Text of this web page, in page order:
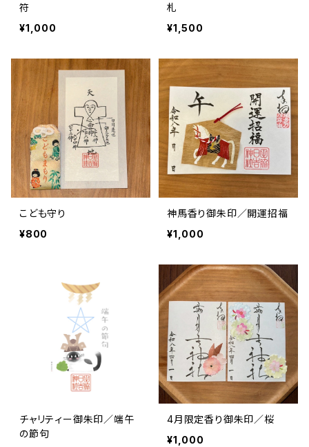
符
¥1,000
札
¥1,500
こども守り
¥800
神馬香り御朱印／開運招福
¥1,000
チャリティー御朱印／端午
の節句
4月限定香り御朱印／桜
¥1,000